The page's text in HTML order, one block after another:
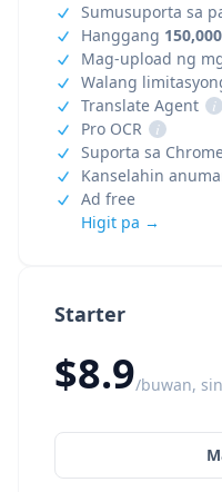
Starter
$8.9/buwan,
Sumusuporta sa
Hanggang 150,000
Mag-upload ng
Walang
Translate Agent
i
Pro OCR
i
Suporta sa
Kanselahin
Ad free
Higit pa →